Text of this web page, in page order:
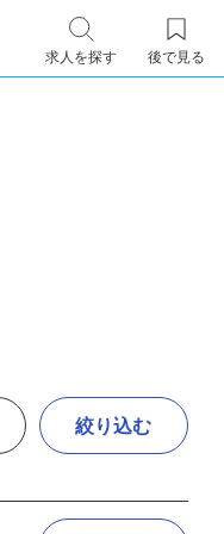
求人を探す 後で見る
絞り込む